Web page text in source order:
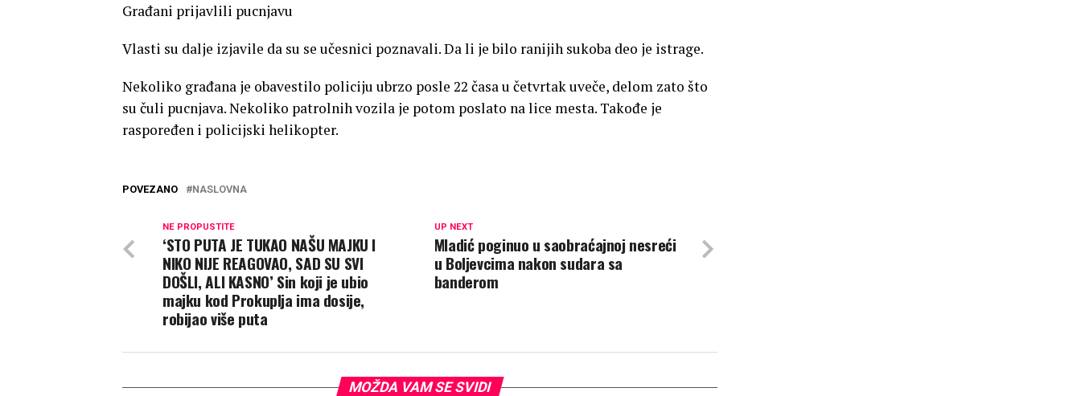
Građani prijavlili pucnjavu
Vlasti su dalje izjavile da su se učesnici poznavali. Da li je bilo ranijih sukoba deo je istrage.
Nekoliko građana je obavestilo policiju ubrzo posle 22 časa u četvrtak uveče, delom zato što
su čuli pucnjava. Nekoliko patrolnih vozila je potom poslato na lice mesta. Takođe je
raspoređen i policijski helikopter.
POVEZANO NASLOVNA
UP NEXT
Mladić poginuo u saobraćajnoj nesreći
u Boljevcima nakon sudara sa
banderom
NE PROPUSTITE
‘STO PUTA JE TUKAO NAŠU MAJKU I
NIKO NIJE REAGOVAO, SAD SU SVI
DOŠLI, ALI KASNO’ Sin koji je ubio
majku kod Prokuplja ima dosije,
robijao više puta
MOŽDA VAM SE SVIDI